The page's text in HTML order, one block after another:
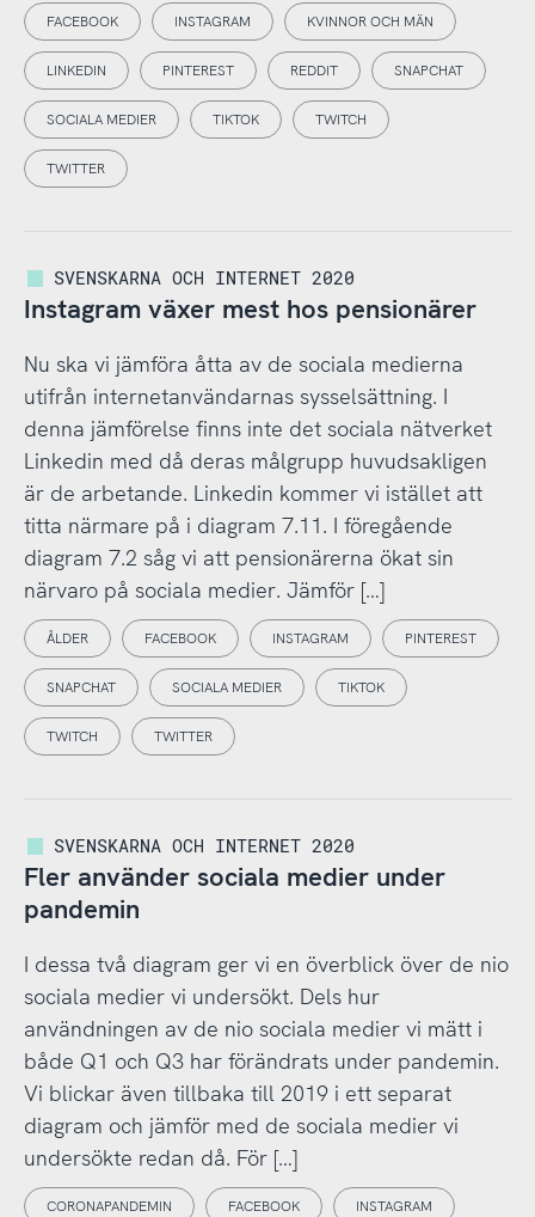
FACEBOOK INSTAGRAM KVINNOR OCH MÄN
LINKEDIN PINTEREST REDDIT SNAPCHAT
SOCIALA MEDIER TIKTOK TWITCH
TWITTER
SVENSKARNA OCH INTERNET 2020
Instagram växer mest hos pensionärer
Nu ska vi jämföra åtta av de sociala medierna
utifrån internetanvändarnas sysselsättning. I
denna jämförelse finns inte det sociala nätverket
Linkedin med då deras målgrupp huvudsakligen
är de arbetande. Linkedin kommer vi istället att
titta närmare på i diagram 7.11. I föregående
diagram 7.2 såg vi att pensionärerna ökat sin
närvaro på sociala medier. Jämför […]
ÅLDER FACEBOOK INSTAGRAM PINTEREST
SNAPCHAT SOCIALA MEDIER TIKTOK
TWITCH TWITTER
SVENSKARNA OCH INTERNET 2020
Fler använder sociala medier under
pandemin
I dessa två diagram ger vi en överblick över de nio
sociala medier vi undersökt. Dels hur
användningen av de nio sociala medier vi mätt i
både Q1 och Q3 har förändrats under pandemin.
Vi blickar även tillbaka till 2019 i ett separat
diagram och jämför med de sociala medier vi
undersökte redan då. För […]
CORONAPANDEMIN FACEBOOK INSTAGRAM